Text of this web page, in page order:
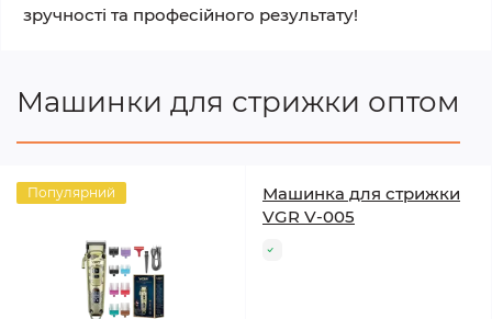
зручності та професійного результату!
Машинки для стрижки оптом
Популярний
Машинка для стрижки
VGR V-005